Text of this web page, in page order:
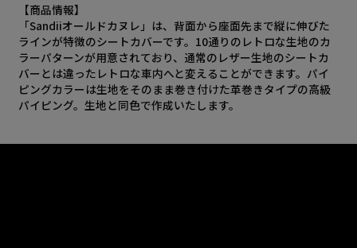
【商品情報】
「Sandiiオールドカヌレ」は、背面から座面先まで縦に伸びた
ラインが特徴のシートカバーです。10通りのレトロな生地のカ
ラーパターンが用意されており、通常のレザー生地のシートカ
バーとは違ったレトロな車内へと変えることができます。パイ
ピングカラーは生地をそのまま巻き付けた革巻きタイプの高級
パイピング。生地と同色で作成いたします。